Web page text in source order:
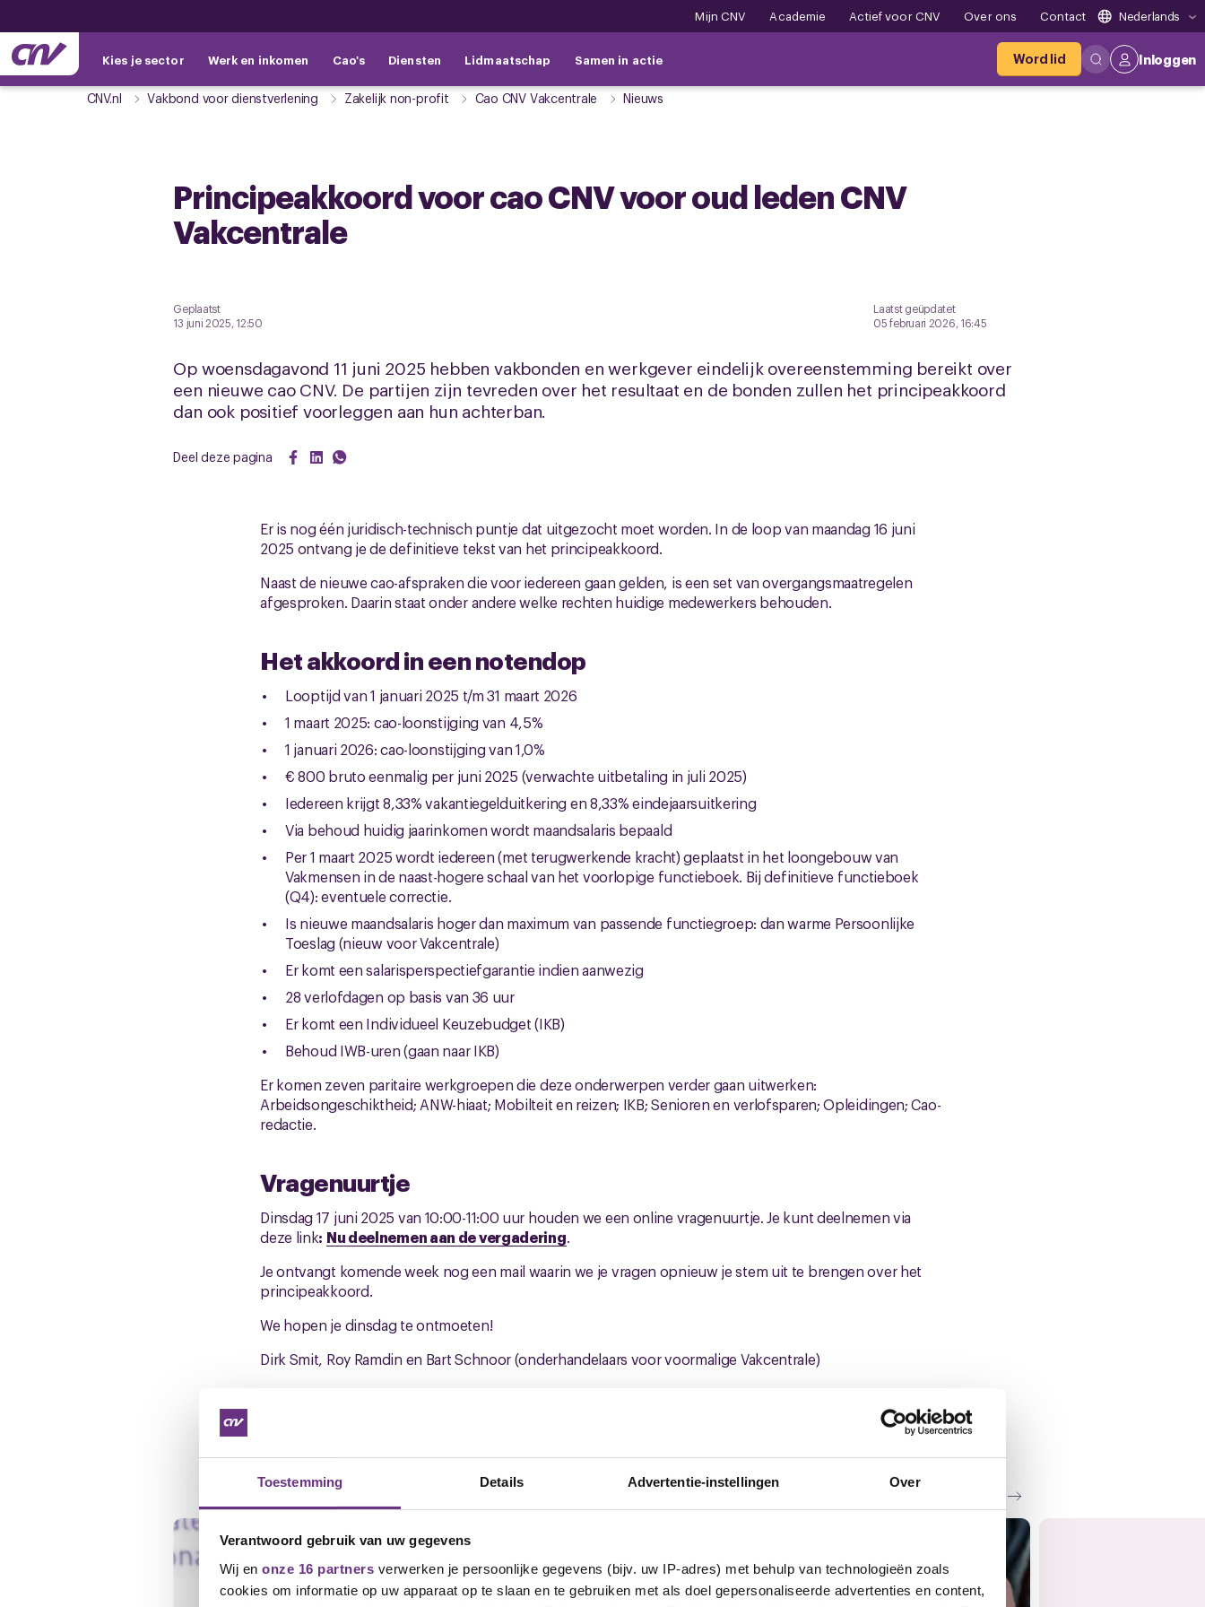
Toestemming Details Advertentie-instellingen Over
Verantwoord gebruik van uw gegevens
Wij en onze 16 partners verwerken je persoonlijke gegevens (bijv. uw IP-adres) met behulp van technologieën zoals
cookies om informatie op uw apparaat op te slaan en te gebruiken met als doel gepersonaliseerde advertenties en content,
Mijn CNV Academie Actief voor CNV Over ons Contact Nederlands
Kies je sector Werk en inkomen Cao's Diensten Lidmaatschap Samen in actie Word lid Inloggen
CNV.nl Vakbond voor dienstverlening Zakelijk non-profit Cao CNV Vakcentrale Nieuws
Principeakkoord voor cao CNV voor oud leden CNV
Vakcentrale
Geplaatst
13 juni 2025, 12:50
Laatst geüpdatet
05 februari 2026, 16:45
Op woensdagavond 11 juni 2025 hebben vakbonden en werkgever eindelijk overeenstemming bereikt over
een nieuwe cao CNV. De partijen zijn tevreden over het resultaat en de bonden zullen het principeakkoord
dan ook positief voorleggen aan hun achterban.
Deel deze pagina
Er is nog één juridisch-technisch puntje dat uitgezocht moet worden. In de loop van maandag 16 juni
2025 ontvang je de definitieve tekst van het principeakkoord.
Naast de nieuwe cao-afspraken die voor iedereen gaan gelden, is een set van overgangsmaatregelen
afgesproken. Daarin staat onder andere welke rechten huidige medewerkers behouden.
Het akkoord in een notendop
Looptijd van 1 januari 2025 t/m 31 maart 2026
1 maart 2025: cao-loonstijging van 4,5%
1 januari 2026: cao-loonstijging van 1,0%
€ 800 bruto eenmalig per juni 2025 (verwachte uitbetaling in juli 2025)
Iedereen krijgt 8,33% vakantiegelduitkering en 8,33% eindejaarsuitkering
Via behoud huidig jaarinkomen wordt maandsalaris bepaald
Per 1 maart 2025 wordt iedereen (met terugwerkende kracht) geplaatst in het loongebouw van
Vakmensen in de naast-hogere schaal van het voorlopige functieboek. Bij definitieve functieboek
(Q4): eventuele correctie.
Is nieuwe maandsalaris hoger dan maximum van passende functiegroep: dan warme Persoonlijke
Toeslag (nieuw voor Vakcentrale)
Er komt een salarisperspectiefgarantie indien aanwezig
28 verlofdagen op basis van 36 uur
Er komt een Individueel Keuzebudget (IKB)
Behoud IWB-uren (gaan naar IKB)
Er komen zeven paritaire werkgroepen die deze onderwerpen verder gaan uitwerken:
Arbeidsongeschiktheid; ANW-hiaat; Mobilteit en reizen; IKB; Senioren en verlofsparen; Opleidingen; Cao-
redactie.
Vragenuurtje
Dinsdag 17 juni 2025 van 10:00-11:00 uur houden we een online vragenuurtje. Je kunt deelnemen via
deze link: Nu deelnemen aan de vergadering.
Je ontvangt komende week nog een mail waarin we je vragen opnieuw je stem uit te brengen over het
principeakkoord.
We hopen je dinsdag te ontmoeten!
Dirk Smit, Roy Ramdin en Bart Schnoor (onderhandelaars voor voormalige Vakcentrale)
Gerelateerd nieuws
Zie al het nieuws